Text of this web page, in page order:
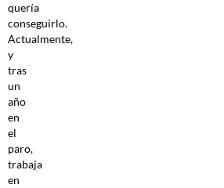
quería
conseguirlo.
Actualmente,
y
tras
un
año
en
el
paro,
trabaja
en